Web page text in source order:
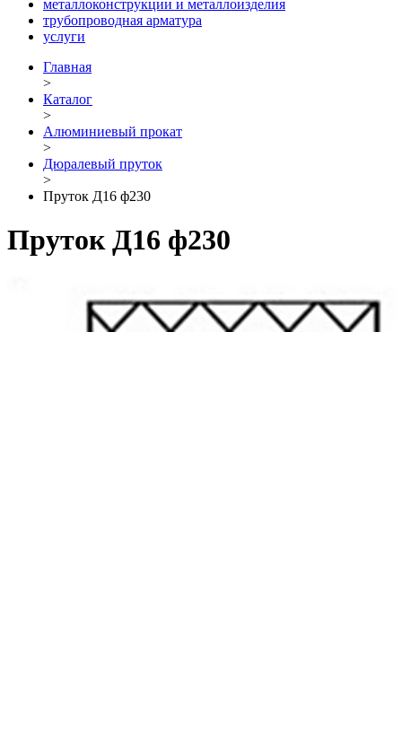
металлоконструкции и металлоизделия
трубопроводная арматура
услуги
Главная
>
Каталог
>
Алюминиевый прокат
>
Дюралевый пруток
>
Пруток Д16 ф230
Пруток Д16 ф230